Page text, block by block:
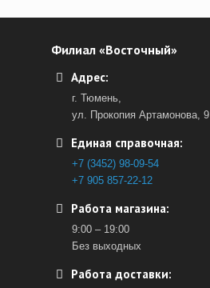
Филиал «Восточный»
Адрес:
г. Тюмень,
ул. Прокопия Артамонова, 9
Единая справочная:
+7 (3452) 98-09-54
+7 905 857-22-12
Работа магазина:
9:00 – 19:00
Без выходных
Работа доставки: